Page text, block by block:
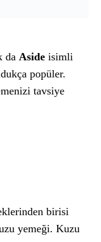
da Aside isimli
popüler.
tavsiye
birisi
yemeği. Kuzu